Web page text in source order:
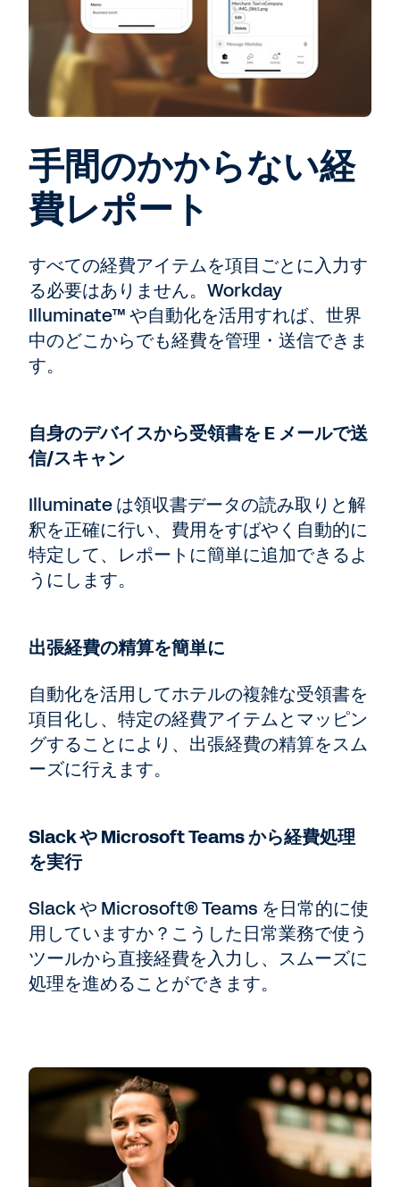
手間のかからない経
費レポート
すべての経費アイテムを項目ごとに入力す
る必要はありません。Workday
Illuminate™ や自動化を活用すれば、世界
中のどこからでも経費を管理・送信できま
す。
自身のデバイスから受領書を E メールで送
信/スキャン
Illuminate は領収書データの読み取りと解
釈を正確に行い、費用をすばやく自動的に
特定して、レポートに簡単に追加できるよ
うにします。
出張経費の精算を簡単に
自動化を活用してホテルの複雑な受領書を
項目化し、特定の経費アイテムとマッピン
グすることにより、出張経費の精算をスム
ーズに行えます。
Slack や Microsoft Teams から経費処理
を実行
Slack や Microsoft® Teams を日常的に使
用していますか？こうした日常業務で使う
ツールから直接経費を入力し、スムーズに
処理を進めることができます。